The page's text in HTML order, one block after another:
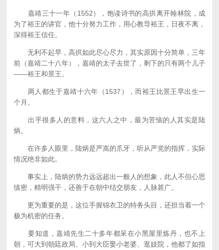
嘉靖三十一年（1552），饱读诗书的高拱离开翰林院，成
为了裕王的讲官，他十分努力工作，用心教导裕王，日夜不离，
深得裕王信任。
无利不起早，高拱如此尽心尽力，其实原因十分简单，三年
前（嘉靖二十八年），嘉靖的太子去世了，剩下的只有两个儿子
——裕王和景王。
两人都生于嘉靖十六年（1537），而裕王比景王早出生一
个月。
出乎很多人的意料，这六人之中，最为苦恼的人其实是陆
炳。
在许多人眼里，陆炳是严嵩的爪牙，听从严党的指挥，实际
情况绝非如此。
事实上，陆炳的势力远远超出一般人的想象，此人不但心思
缜密，精明强干，还善于在朝中结交朋友，人脉甚广。
更为重要的是，这位手握锦衣卫的特务头目，还担当着一个
极为机密的任务。
要知道，嘉靖先生二十多年都呆在小黑屋里炼丹，也不上
朝，可大到朝廷政局、小到大臣娶小老婆、逛妓院，他都了如指